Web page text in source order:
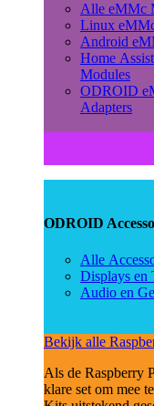
Alle eMMc
Linux
Android
Home
Modules
ODROID
Adapters
ODROID
Alle
Displays en
Audio en
Bekijk alle
Als de Raspberry
klare set om mee